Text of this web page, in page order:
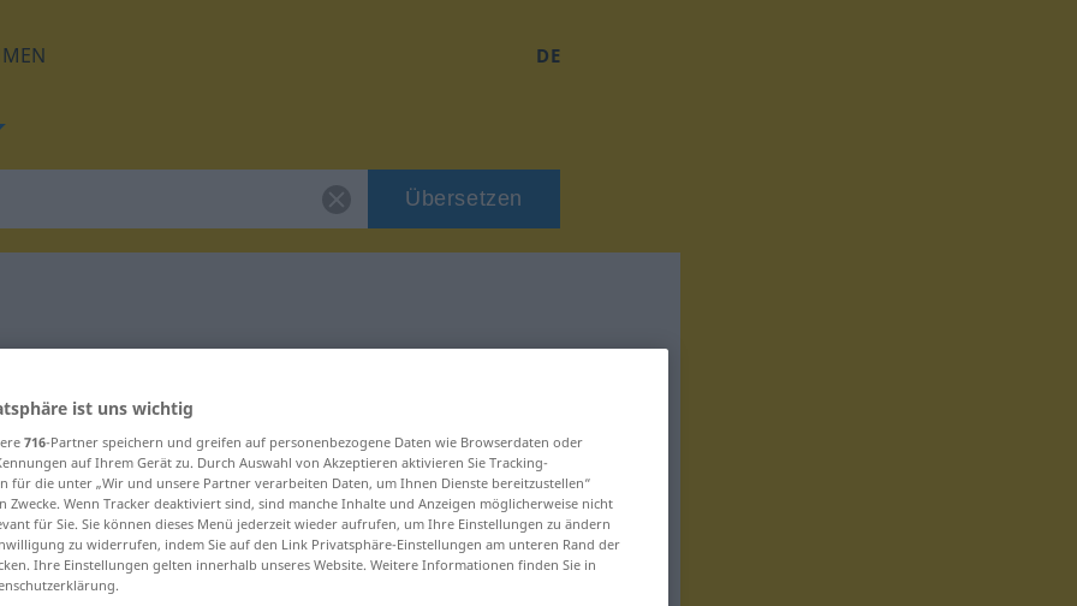
DE
Übersetzen
für "Gezerre"
ist uns wichtig
716-Partner speichern und greifen auf personenbezogene Daten wie Browserdaten oder
auf Ihrem Gerät zu. Durch Auswahl von Akzeptieren aktivieren Sie Tracking-
für die unter „Wir und unsere Partner verarbeiten Daten, um Ihnen Dienste bereitzustellen“
Zwecke. Wenn Tracker deaktiviert sind, sind manche Inhalte und Anzeigen möglicherweise nicht
für Sie. Sie können dieses Menü jederzeit wieder aufrufen, um Ihre Einstellungen zu ändern
zu widerrufen, indem Sie auf den Link Privatsphäre-Einstellungen am unteren Rand der
Ihre Einstellungen gelten innerhalb unseres Website. Weitere Informationen finden Sie in